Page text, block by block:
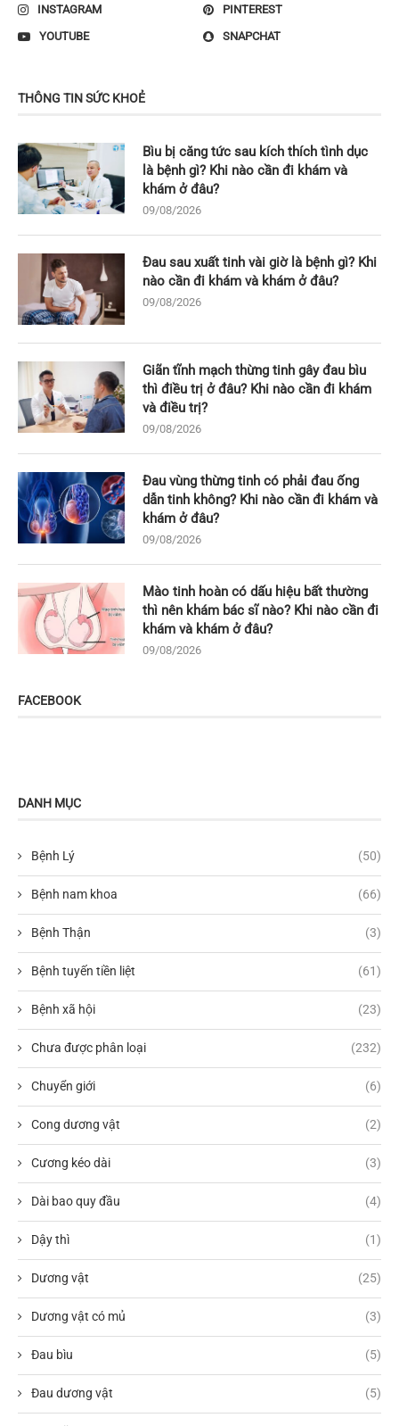
INSTAGRAM
PINTEREST
YOUTUBE
SNAPCHAT
THÔNG TIN SỨC KHOẺ
Bìu bị căng tức sau kích thích tình dục
là bệnh gì? Khi nào cần đi khám và
khám ở đâu?
09/08/2026
Đau sau xuất tinh vài giờ là bệnh gì? Khi
nào cần đi khám và khám ở đâu?
09/08/2026
Giãn tĩnh mạch thừng tinh gây đau bìu
thì điều trị ở đâu? Khi nào cần đi khám
và điều trị?
09/08/2026
Đau vùng thừng tinh có phải đau ống
dẫn tinh không? Khi nào cần đi khám và
khám ở đâu?
09/08/2026
Mào tinh hoàn có dấu hiệu bất thường
thì nên khám bác sĩ nào? Khi nào cần đi
khám và khám ở đâu?
09/08/2026
FACEBOOK
DANH MỤC
Bệnh Lý (50)
Bệnh nam khoa (66)
Bệnh Thận (3)
Bệnh tuyến tiền liệt (61)
Bệnh xã hội (23)
Chưa được phân loại (232)
Chuyển giới (6)
Cong dương vật (2)
Cương kéo dài (3)
Dài bao quy đầu (4)
Dậy thì (1)
Dương vật (25)
Dương vật có mủ (3)
Đau bìu (5)
Đau dương vật (5)